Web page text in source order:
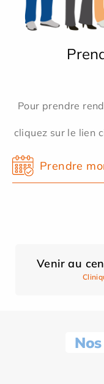
Pour prendre
cliquez sur le lien
Prendre
Venir au